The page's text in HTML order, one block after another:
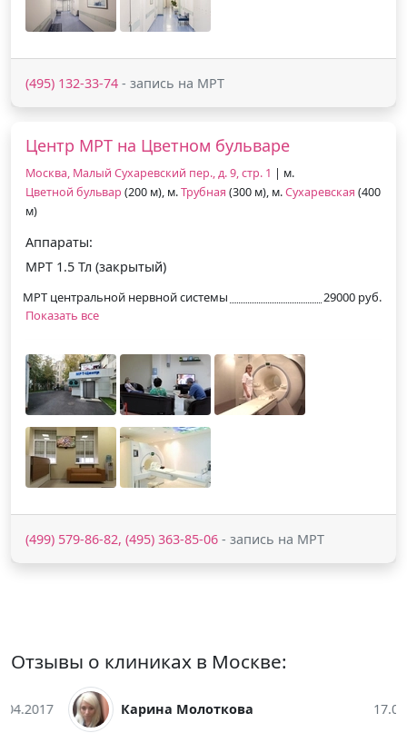
(495) 132-33-74 - запись на МРТ
Центр МРТ на Цветном бульваре
Москва, Малый Сухаревский пер., д. 9, стр. 1 | м.
Цветной бульвар (200 м), м.Трубная (300 м), м.Сухаревская (400
м)
Аппараты:
МРТ 1.5 Тл (закрытый)
МРТ центральной нервной системы
29000 руб.
Показать все
(499) 579-86-82, (495) 363-85-06 - запись на МРТ
Отзывы о клиниках в Москве:
Карина Молоткова 17.04.2017